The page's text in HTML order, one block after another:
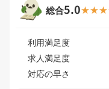
総合5.0
利用満足度
求人満足度
対応の早さ